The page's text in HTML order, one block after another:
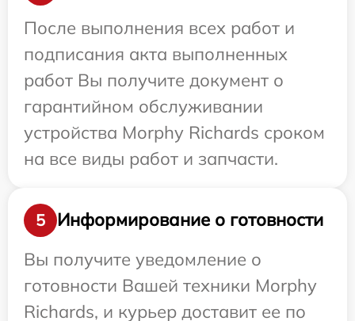
После выполнения всех работ и
подписания акта выполненных
работ Вы получите документ о
гарантийном обслуживании
устройства Morphy Richards сроком
на все виды работ и запчасти.
5
Информирование о готовности
Вы получите уведомление о
готовности Вашей техники Morphy
Richards, и курьер доставит ее по